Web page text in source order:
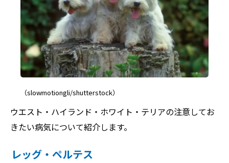
（slowmotiongli/shutterstock）
ウエスト・ハイランド・ホワイト・テリアの注意してお
きたい病気について紹介します。
レッグ・ペルテス